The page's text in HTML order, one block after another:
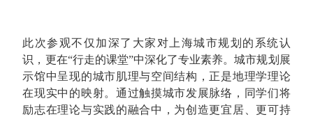
此次参观不仅加深了大家对上海城市规划的系统认
识，更在“行走的课堂”中深化了专业素养。城市规划展
示馆中呈现的城市肌理与空间结构，正是地理学理论
在现实中的映射。通过触摸城市发展脉络，同学们将
励志在理论与实践的融合中，为创造更宜居、更可持